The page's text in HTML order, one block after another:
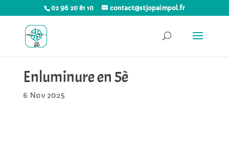
02 96 20 81 10 contact@stjopaimpol.fr
Enluminure en 5è
6 Nov 2025